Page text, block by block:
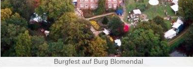
Burgfest auf Burg Blomendal